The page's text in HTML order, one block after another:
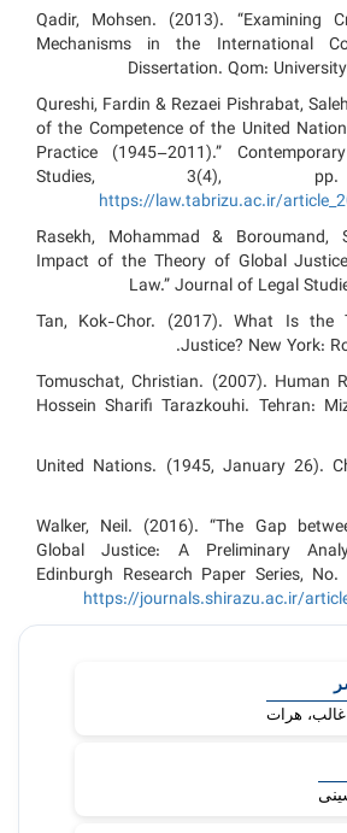
Qadir, Mohsen. (2013). “Examining
Mechanisms in the International
Dissertation. Qom:
Qureshi, Fardin & Rezaei Pishrabat,
of the Competence of the United
Practice (1945–2011).”
Studies, 3(4), pp.
https://law.tabrizu.ac.ir/
Rasekh, Mohammad & Boroumand,
Impact of the Theory of Global
Law.” Journal of Legal
Tan, Kok-Chor. (2017). What Is the
Justice? New York:
Tomuschat, Christian. (2007). Human
Hossein Sharifi Tarazkouhi. Tehran:
United Nations. (1945, January 26).
Walker, Neil. (2016). “The Gap
Global Justice: A Preliminary
Edinburgh Research Paper Series,
https://journals.shirazu.ac.ir/
هرات